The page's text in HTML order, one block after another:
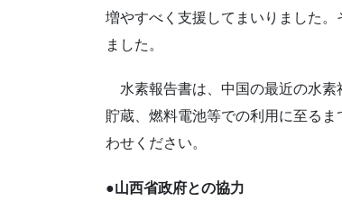
増やすべく支援してまいりました
ました。
水素報告書は、中国の最近の水素
貯蔵、燃料電池等での利用に至る
わせください。
●山西省政府との協力